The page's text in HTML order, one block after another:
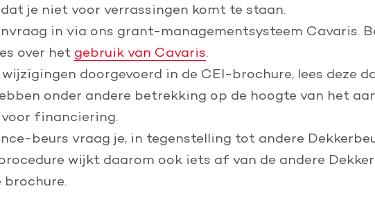
je niet voor verrassingen komt te staan.
in via ons grant-managementsysteem Cavaris.
over het gebruik van Cavaris.
doorgevoerd in de CEI-brochure, lees deze
onder andere betrekking op de hoogte van het
financiering.
beurs vraag je, in tegenstelling tot andere
wijkt daarom ook iets af van de andere
brochure.